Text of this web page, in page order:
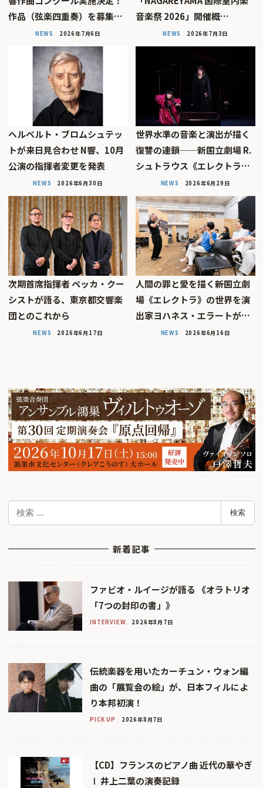
作品（弦楽四重奏）を募集…
NEWS 2026年7月6日
音楽祭 2026」開催概…
NEWS 2026年7月3日
ヘルベルト・ブロムシュテッ
トが来日見合わせ N響、10月
公演の指揮者変更を発表
NEWS 2026年6月30日
世界水準の音楽と演出が描く
復讐の連鎖──新国立劇場 R.
シュトラウス《エレクトラ…
NEWS 2026年6月29日
次期首席指揮者 ペッカ・クー
シストが語る、東京都交響楽
団とのこれから
NEWS 2026年6月17日
人間の罪と愛を描く――新国立劇
場《エレクトラ》の世界を演
出家ヨハネス・エラートが…
NEWS 2026年6月16日
検
検索
新着記事
ファビオ・ルイージが語る 《オラトリオ
「7つの封印の書」》
INTERVIEW 2026年8月7日
伝統楽器を用いたカーチュン・ウォン編
曲の「展覧会の絵」が、日本フィルによ
り本邦初演！
PICK UP 2026年8月7日
【CD】フランスのピアノ曲 近代の華やぎ
Ⅰ 井上二葉の演奏記録